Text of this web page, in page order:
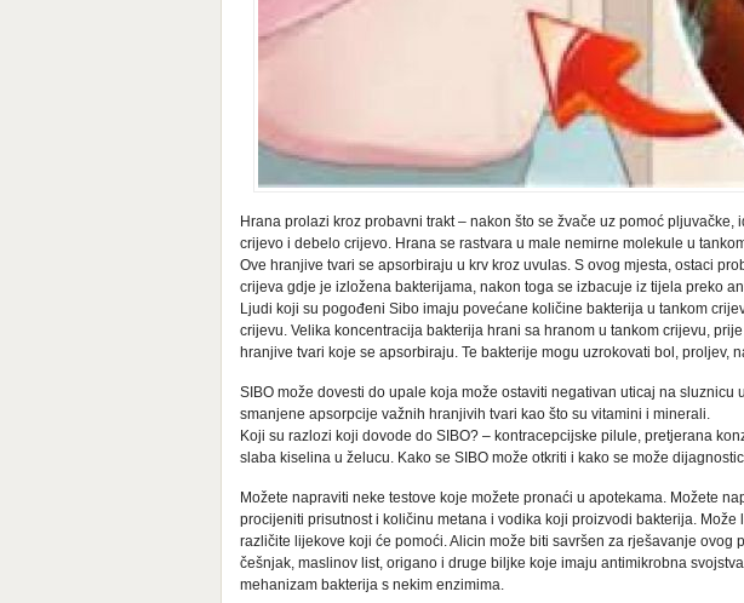
Hrana prolazi kroz probavni trakt – nakon što se žvače uz pomoć pljuvačke,
crijevo i debelo crijevo. Hrana se rastvara u male nemirne molekule u
Ove hranjive tvari se apsorbiraju u krv kroz uvulas. S ovog mjesta, ostaci
crijeva gdje je izložena bakterijama, nakon toga se izbacuje iz tijela preko
Ljudi koji su pogođeni Sibo imaju povećane količine bakterija u tankom
crijevu. Velika koncentracija bakterija hrani sa hranom u tankom crijevu,
hranjive tvari koje se apsorbiraju. Te bakterije mogu uzrokovati bol, proljev,
SIBO može dovesti do upale koja može ostaviti negativan uticaj na sluznicu
smanjene apsorpcije važnih hranjivih tvari kao što su vitamini i minerali.
Koji su razlozi koji dovode do SIBO? – kontracepcijske pilule, pretjerana
slaba kiselina u želucu. Kako se SIBO može otkriti i kako se može
Možete napraviti neke testove koje možete pronaći u apotekama. Možete
procijeniti prisutnost i količinu metana i vodika koji proizvodi bakterija. Može
različite lijekove koji će pomoći. Alicin može biti savršen za rješavanje ovog
češnjak, maslinov list, origano i druge biljke koje imaju antimikrobna
mehanizam bakterija s nekim enzimima.